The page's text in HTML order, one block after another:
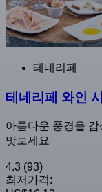
테네리페
테네리페 와인
아름다운 풍경을
맛보세요
4.3 (93)
최저가격: